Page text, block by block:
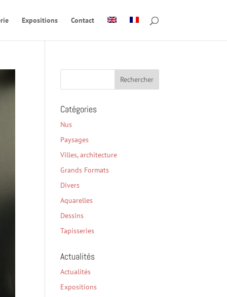
Expositions Contact
Catégories
Nus
Paysages
Villes, architecture
Grands Formats
Divers
Aquarelles
Dessins
Tapisseries
Actualités
Actualités
Expositions